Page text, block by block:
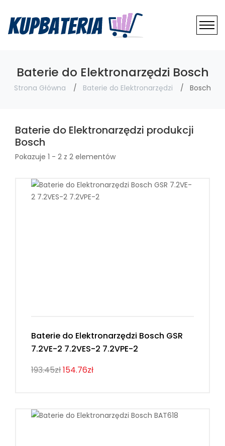
Baterie do Elektronarzędzi Bosch
Strona Główna Baterie do Elektronarzędzi Bosch
Baterie do Elektronarzędzi produkcji
Bosch
Pokazuje 1 - 2 z 2 elementów
Baterie do Elektronarzędzi Bosch GSR
7.2VE-2 7.2VES-2 7.2VPE-2
193.45zł154.76zł